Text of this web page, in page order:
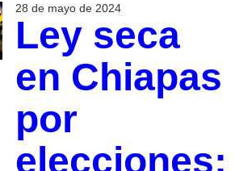
28 de mayo de 2024
Ley seca
en Chiapas
por
elecciones: